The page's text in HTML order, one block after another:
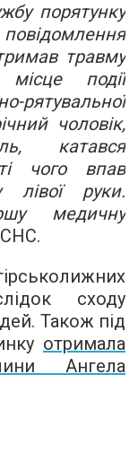
порятунку
травму
події
рятувальної
чоловік,
катався
чого впав
лівої руки.
медичну
сходу
Також під
отримала
Ангела